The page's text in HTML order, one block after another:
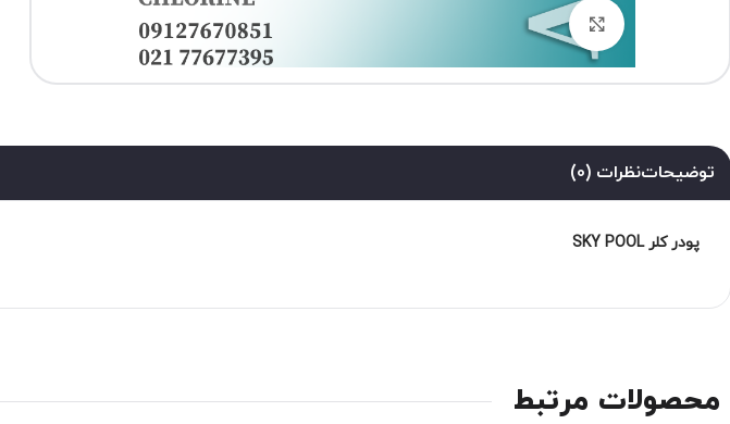
برای بزرگنمایی کلیک کنید
توضیحاتنظرات (0)
پودر کلر SKY POOL
محصولات مرتبط